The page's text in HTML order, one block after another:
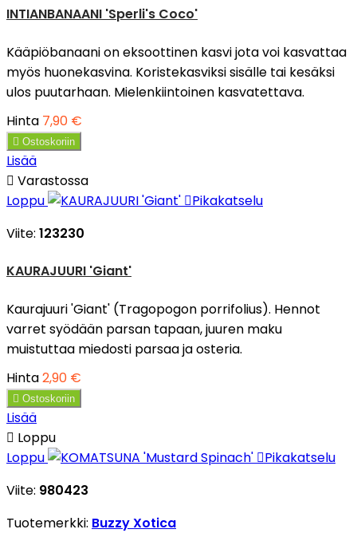
INTIANBANAANI 'Sperli's Coco'
Kääpiöbanaani on eksoottinen kasvi jota voi kasvattaa
myös huonekasvina. Koristekasviksi sisälle tai kesäksi
ulos puutarhaan. Mielenkiintoinen kasvatettava.
Hinta 7,90 €
 Ostoskoriin
Lisää
 Varastossa
Loppu
Pikakatselu
Viite: 123230
KAURAJUURI 'Giant'
Kaurajuuri 'Giant' (Tragopogon porrifolius). Hennot
varret syödään parsan tapaan, juuren maku
muistuttaa miedosti parsaa ja osteria.
Hinta2,90 €
 Ostoskoriin
Lisää
 Loppu
Loppu
Pikakatselu
Viite: 980423
Tuotemerkki: Buzzy Xotica